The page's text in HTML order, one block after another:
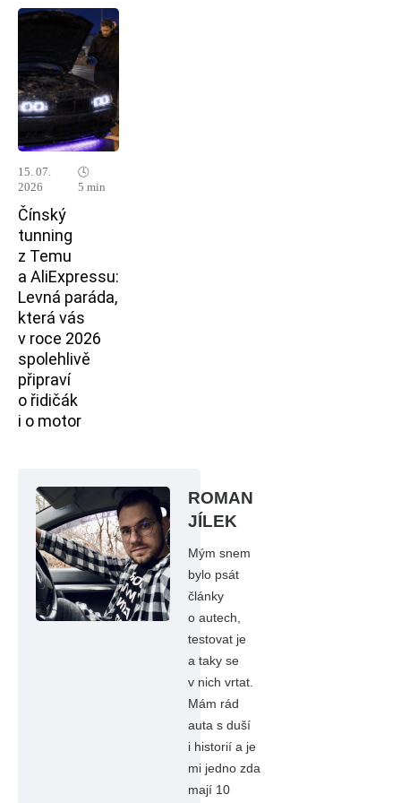
15. 07.
2026
🕓
5 min
Čínský
tunning
z Temu
a AliExpressu:
Levná paráda,
která vás
v roce 2026
spolehlivě
připraví
o řidičák
i o motor
ROMAN
JÍLEK
Mým snem
bylo psát
články
o autech,
testovat je
a taky se
v nich vrtat.
Mám rád
auta s duší
i historií a je
mi jedno zda
mají 10